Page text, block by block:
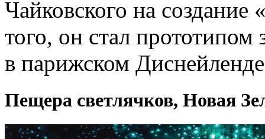
Чайковского на создание
того, он стал
в парижском
Пещера светлячков, Новая